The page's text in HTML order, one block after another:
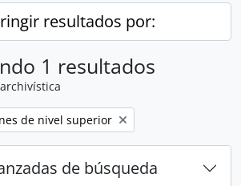
resultados por:
1 resultados
de nivel superior
de búsqueda